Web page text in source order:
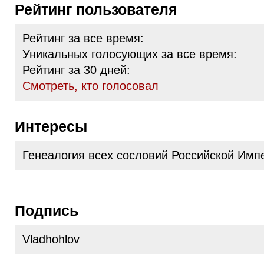
Рейтинг пользователя
Рейтинг за все время:
Уникальных голосующих за все время:
Рейтинг за 30 дней:
Cмотреть, кто голосовал
Интересы
Генеалогия всех сословий Российской
Подпись
Vladhohlov